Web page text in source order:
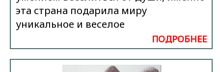
эта страна подарила миру
уникальное и веселое
ПОДРОБНЕЕ